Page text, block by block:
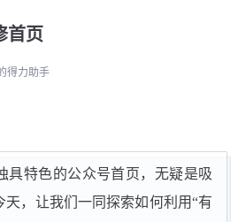
首页
得力助手
具特色的公众号首页，无疑是吸
天，让我们一同探索如何利用“有